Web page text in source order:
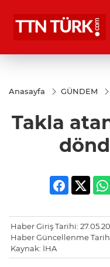
Anasayfa GÜNDEM
Takla
Haber Giriş Tarihi:
Haber Güncellenme
Kaynak: İHA